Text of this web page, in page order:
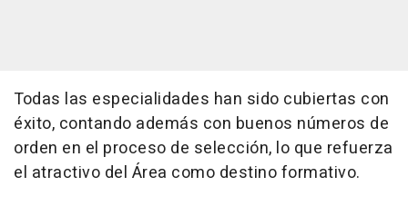
Todas las especialidades han sido cubiertas con
éxito, contando además con buenos números de
orden en el proceso de selección, lo que refuerza
el atractivo del Área como destino formativo.